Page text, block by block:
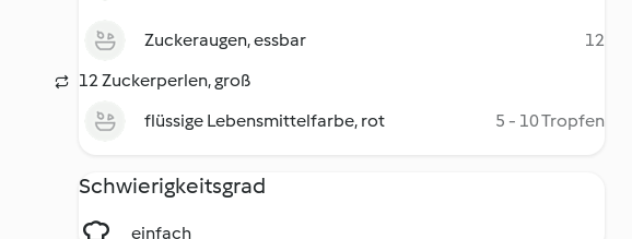
Zuckeraugen, essbar
12
12 Zuckerperlen, groß
flüssige Lebensmittelfarbe, rot
5 - 10 Tropfen
Schwierigkeitsgrad
einfach